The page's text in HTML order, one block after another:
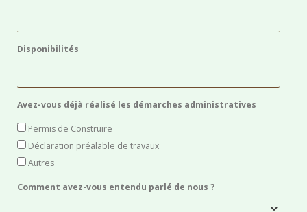
Disponibilités
Avez-vous déjà réalisé les démarches administratives
Permis de Construire
Déclaration préalable de travaux
Autres
Comment avez-vous entendu parlé de nous ?